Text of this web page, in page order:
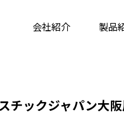
会社紹介 製品
チックジャパン大